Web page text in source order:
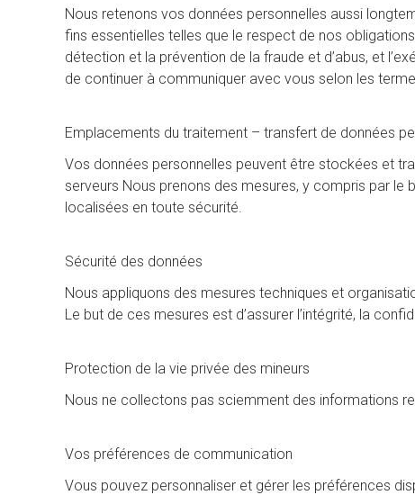
Nous retenons vos données personnelles aussi
fins essentielles telles que le respect de nos
détection et la prévention de la fraude et d’abus, et
de continuer à communiquer avec vous selon les
Emplacements du traitement – transfert de données
Vos données personnelles peuvent être stockées et
serveurs Nous prenons des mesures, y compris par le
localisées en toute sécurité.
Sécurité des données
Nous appliquons des mesures techniques et
Le but de ces mesures est d’assurer l’intégrité, la
Protection de la vie privée des mineurs
Nous ne collectons pas sciemment des informations
Vos préférences de communication
Vous pouvez personnaliser et gérer les préférences